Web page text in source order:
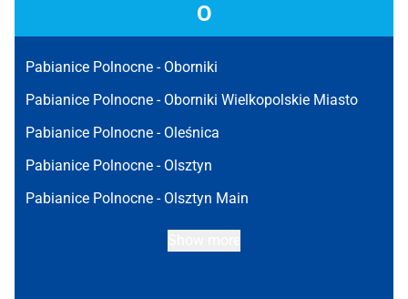
O
Pabianice Polnocne - Oborniki
Pabianice Polnocne - Oborniki Wielkopolskie Miasto
Pabianice Polnocne - Oleśnica
Pabianice Polnocne - Olsztyn
Pabianice Polnocne - Olsztyn Main